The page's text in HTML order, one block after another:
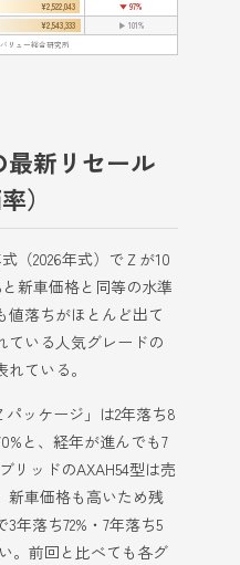
¥2,522,043
▼ 97%
¥2,543,333
▶ 101%
バリュー総合研究所
最新リセール
）
（2026年式）でＺが10
新車価格と同等の水準
値落ちがほとんど出て
ている人気グレードの
ている。
パッケージ」は2年落ち8
と、経年が進んでも7
リッドのAXAH54型は売
新車価格も高いため残
年落ち72%・7年落ち5
。前回と比べても各グ